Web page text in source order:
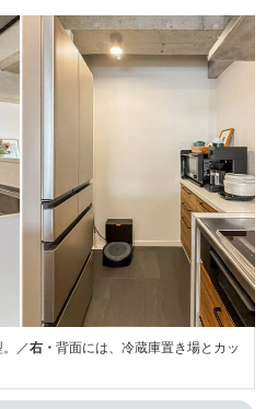
／右・ 背面には、冷蔵庫置き場とカッ